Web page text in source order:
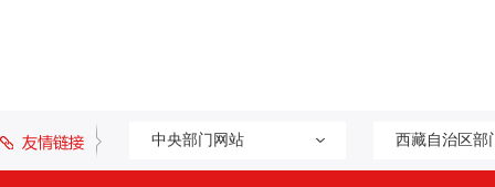
中央部门网站 西藏自治区部